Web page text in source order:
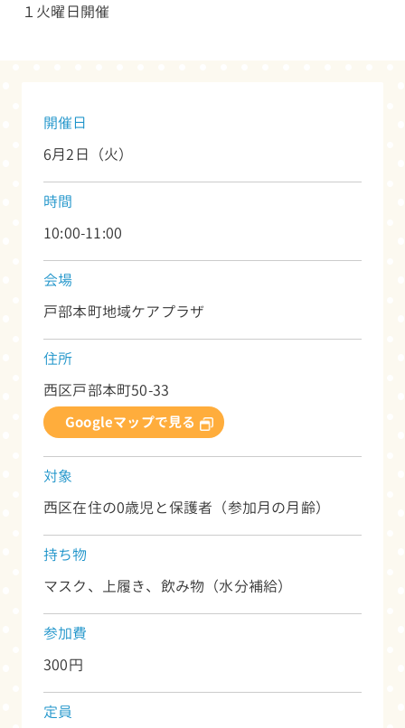
１火曜日開催
開催日
6月2日（火）
時間
10:00-11:00
会場
戸部本町地域ケアプラザ
住所
西区戸部本町50-33
Googleマップで見る
対象
西区在住の0歳児と保護者（参加月の月齢）
持ち物
マスク、上履き、飲み物（水分補給）
参加費
300円
定員